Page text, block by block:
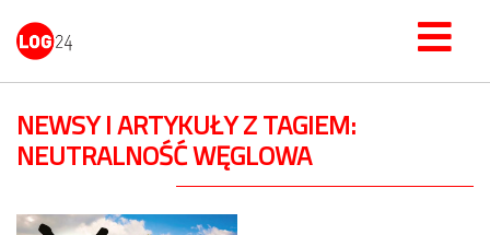
NEWSY I ARTYKUŁY Z TAGIEM:
NEUTRALNOŚĆ WĘGLOWA